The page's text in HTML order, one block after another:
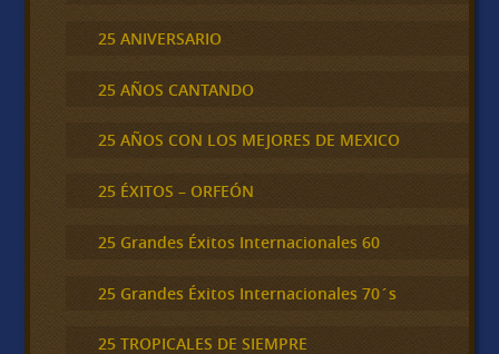
25 ANIVERSARIO
25 AÑOS CANTANDO
25 AÑOS CON LOS MEJORES DE MEXICO
25 ÉXITOS – ORFEÓN
25 Grandes Éxitos Internacionales 60
25 Grandes Éxitos Internacionales 70´s
25 TROPICALES DE SIEMPRE